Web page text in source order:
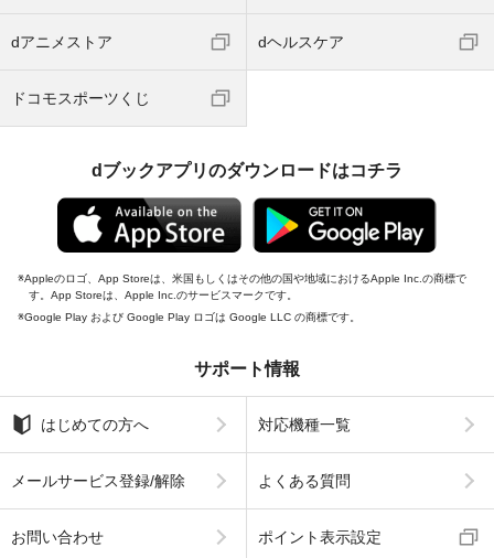
dアニメストア dヘルスケア
ドコモスポーツくじ
dブックアプリのダウンロードはコチラ
Appleのロゴ、App Storeは、米国もしくはその他の国や地域におけるApple Inc.の商標で
す。App Storeは、Apple Inc.のサービスマークです。
Google Play および Google Play ロゴは Google LLC の商標です。
サポート情報
はじめての方へ 対応機種一覧
メールサービス登録/解除 よくある質問
お問い合わせ ポイント表示設定